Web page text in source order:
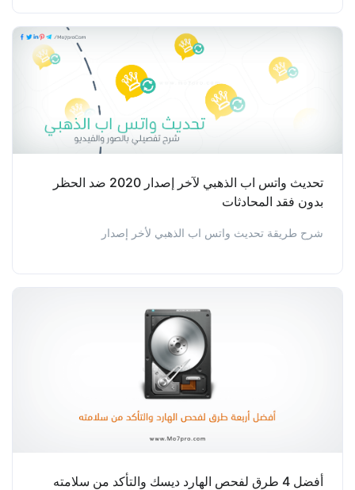
تحديث واتس اب الذهبي لآخر إصدار 2020 ضد الحظر
بدون فقد المحادثات
شرح طريقة تحديث واتس اب الذهبي لأخر إصدار
أفضل 4 طرق لفحص الهارد ديسك والتأكد من سلامته